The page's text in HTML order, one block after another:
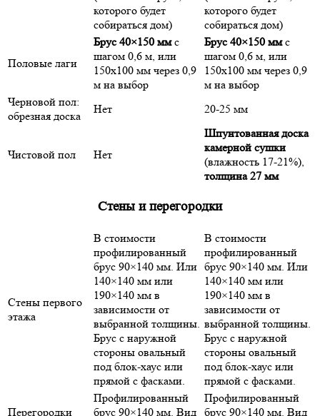
которого будет
собираться дом)
которого будет
собираться дом)
Половые лаги
Брус 40×150 ммс
шагом 0,6 м, или
150х100 мм через 0,9
м на выбор
Брус 40×150 ммс
шагом 0,6 м, или
150х100 мм через 0,9
м на выбор
Черновой пол:
обрезная доска
Нет 20-25 мм
Чистовой пол Нет
Шпунтованная доска
камерной сушки
(влажность 17-21%),
толщина 27 мм
Стены и перегородки
Стены первого
этажа
В стоимости
профилированный
брус 90×140 мм. Или
140×140 мм или
190×140 мм в
зависимости от
выбранной толщины.
Брус с наружной
стороны овальный
под блок-хаус или
прямой с фасками.
В стоимости
профилированный
брус 90×140 мм. Или
140×140 мм или
190×140 мм в
зависимости от
выбранной толщины.
Брус с наружной
стороны овальный
под блок-хаус или
прямой с фасками.
Перегородки
Профилированный
брус 90×140 мм. Вид
Профилированный
брус 90×140 мм. Вид